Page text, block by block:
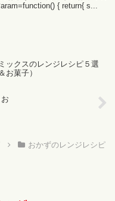
{ return{ s...
ックスのレンジレシピ５選
お菓子）
おかずのレンジレシピ